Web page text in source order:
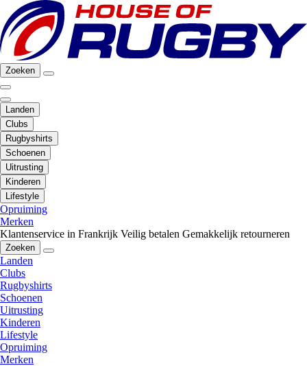
Zoeken
Landen
Clubs
Rugbyshirts
Schoenen
Uitrusting
Kinderen
Lifestyle
Opruiming
Merken
Klantenservice in Frankrijk Veilig betalen Gemakkelijk retourneren
Zoeken
Landen
Clubs
Rugbyshirts
Schoenen
Uitrusting
Kinderen
Lifestyle
Opruiming
Merken